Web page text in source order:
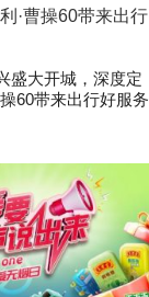
盛大开城，深度定
60带来出行好服务